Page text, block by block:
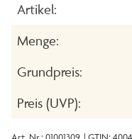
Artikel:
Menge:
Grundpreis:
Preis (UVP):